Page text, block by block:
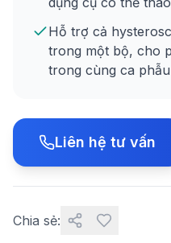
Hỗ trợ cả
trong một bộ, cho
trong cùng ca
Liên hệ tư vấn
Chia sẻ: